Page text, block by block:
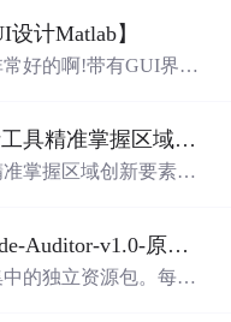
计Matlab】
好的啊!带有GUI界
非常容易使用。你只
给出准确的识别结
定会喜欢它的！
如何通过区域科技创新分析工具精准掌握区域创新要素分布与产业链融合现状？.docx
掌握区域创新要素分
Visual-Workflow-Orphan-Node-Auditor-v1.0-原创源码与文档.zip
的独立资源包。每个